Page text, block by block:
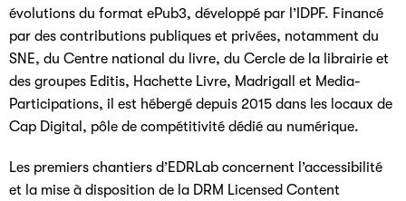
évolutions du format ePub3, développé par l’IDPF. Financé
par des contributions publiques et privées, notamment du
SNE, du Centre national du livre, du Cercle de la librairie et
des groupes Editis, Hachette Livre, Madrigall et Media-
Participations, il est hébergé depuis 2015 dans les locaux de
Cap Digital, pôle de compétitivité dédié au numérique.
Les premiers chantiers d’EDRLab concernent l’accessibilité
et la mise à disposition de la DRM Licensed Content